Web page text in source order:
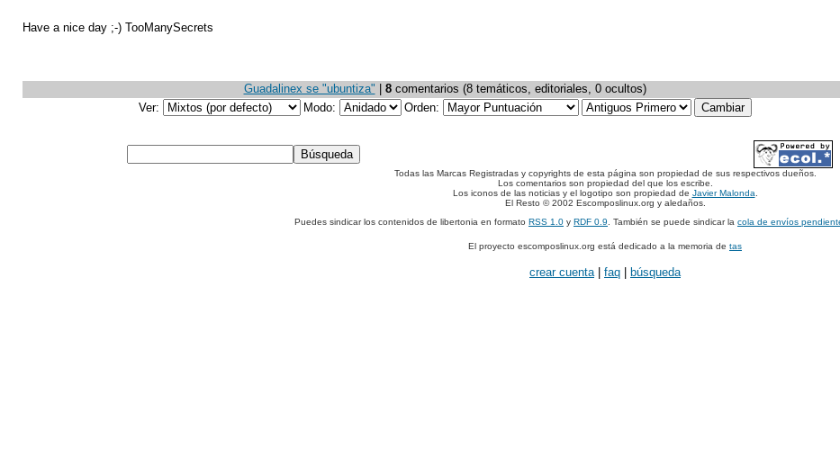
Have a nice day ;-) TooManySecrets
Guadalinex se "ubuntiza" 8comentarios (8 temáticos, editoriales, 0 ocultos)
Ver:
Modo: Orden:
Todas las Marcas Registradas y copyrights de esta página son propiedad de sus respectivos dueños.
Los comentarios son propiedad del que los escribe.
Los iconos de las noticias y el logotipo son propiedad de Javier Malonda
El Resto © 2002 Escomposlinux.org y aledaños.
Puedes sindicar los contenidos de libertonia en formato RSS 1.0 y RDF 0.9 . También se puede sindicar la cola de envíos
El proyecto escomposlinux.org está dedicado a la memoria de tas
crear cuenta| faq búsqueda